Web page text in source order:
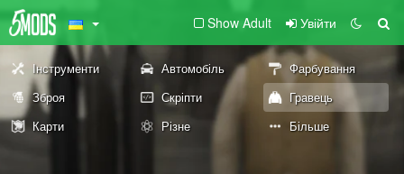
Show Adult Увійти
Інструменти Автомобіль
Фарбування
Зброя
Скріпти
Гравець
Карти
Різне Більше